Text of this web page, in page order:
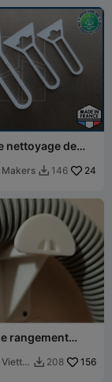
nettoyage de
racloir de
Makers  146 24
rangement
d'aspirateur
Vietti-  208 156